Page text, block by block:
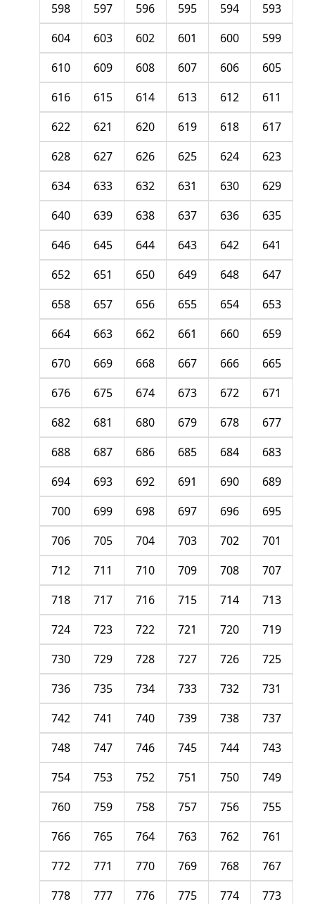
593
594
595
596
597
598
599
600
601
602
603
604
605
606
607
608
609
610
611
612
613
614
615
616
617
618
619
620
621
622
623
624
625
626
627
628
629
630
631
632
633
634
635
636
637
638
639
640
641
642
643
644
645
646
647
648
649
650
651
652
653
654
655
656
657
658
659
660
661
662
663
664
665
666
667
668
669
670
671
672
673
674
675
676
677
678
679
680
681
682
683
684
685
686
687
688
689
690
691
692
693
694
695
696
697
698
699
700
701
702
703
704
705
706
707
708
709
710
711
712
713
714
715
716
717
718
719
720
721
722
723
724
725
726
727
728
729
730
731
732
733
734
735
736
737
738
739
740
741
742
743
744
745
746
747
748
749
750
751
752
753
754
755
756
757
758
759
760
761
762
763
764
765
766
767
768
769
770
771
772
773
774
775
776
777
778